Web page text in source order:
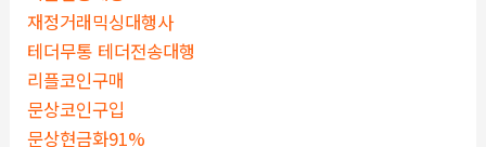
재정거래믹싱대행사
테더무통 테더전송대행
리플코인구매
문상코인구입
문상현금화91%